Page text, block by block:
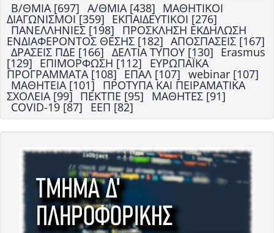
Β/ΘΜΙΑ [697] Α/ΘΜΙΑ [438] ΜΑΘΗΤΙΚΟΙ
ΔΙΑΓΩΝΙΣΜΟΙ [359] ΕΚΠΑΙΔΕΥΤΙΚΟΙ [276]
ΠΑΝΕΛΛΗΝΙΕΣ [198] ΠΡΟΣΚΛΗΣΗ ΕΚΔΗΛΩΣΗ
ΕΝΔΙΑΦΕΡΟΝΤΟΣ ΘΕΣΗΣ [182] ΑΠΟΣΠΑΣΕΙΣ [167]
ΔΡΑΣΕΙΣ ΠΔΕ [166] ΔΕΛΤΙΑ ΤΥΠΟΥ [130] Erasmus
[129] ΕΠΙΜΟΡΦΩΣΗ [112] ΕΥΡΩΠΑΪΚΑ
ΠΡΟΓΡΑΜΜΑΤΑ [108] ΕΠΑΛ [107] webinar [107]
ΜΑΘΗΤΕΙΑ [101] ΠΡΟΤΥΠΑ ΚΑΙ ΠΕΙΡΑΜΑΤΙΚΑ
ΣΧΟΛΕΙΑ [99] ΠΕΚΤΠΕ [95] ΜΑΘΗΤΕΣ [91]
COVID-19 [87] ΕΕΠ [82]